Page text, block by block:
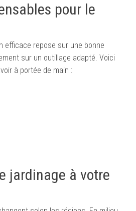
pour le
efficace repose sur une bonne
sur un outillage adapté. Voici
à portée de main :
jardinage à votre